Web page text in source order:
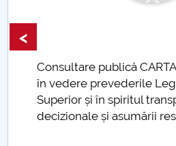
Accesibilitate pentru studenții
Raportul Conducerii Centrului
privind implementarea
Parteneri CUP
Centrul de Consiliere și
Consultare publică
în vedere prevederile
Superior și în spiritul
decizionale și asumării
<